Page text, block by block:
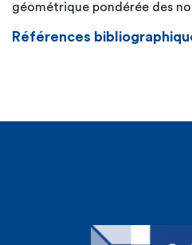
géométrique pondérée des
Références